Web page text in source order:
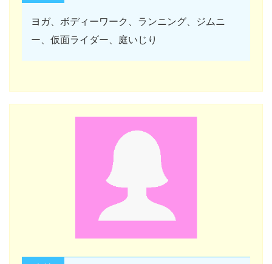
ヨガ、ボディーワーク、ランニング、ジムニ
ー、仮面ライダー、庭いじり